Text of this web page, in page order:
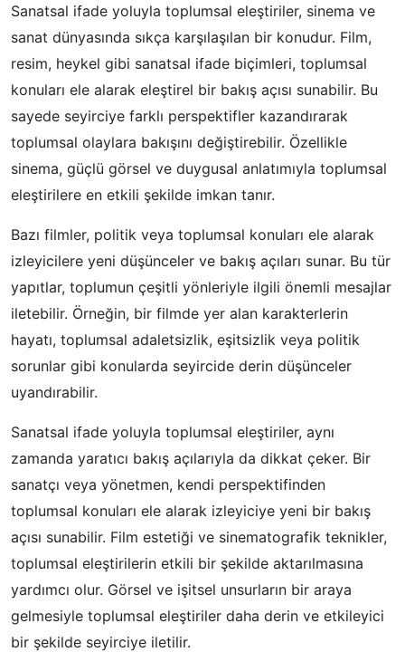
Sanatsal ifade yoluyla toplumsal eleştiriler, sinema ve
sanat dünyasında sıkça karşılaşılan bir konudur. Film,
resim, heykel gibi sanatsal ifade biçimleri, toplumsal
konuları ele alarak eleştirel bir bakış açısı sunabilir. Bu
sayede seyirciye farklı perspektifler kazandırarak
toplumsal olaylara bakışını değiştirebilir. Özellikle
sinema, güçlü görsel ve duygusal anlatımıyla toplumsal
eleştirilere en etkili şekilde imkan tanır.
Bazı filmler, politik veya toplumsal konuları ele alarak
izleyicilere yeni düşünceler ve bakış açıları sunar. Bu tür
yapıtlar, toplumun çeşitli yönleriyle ilgili önemli mesajlar
iletebilir. Örneğin, bir filmde yer alan karakterlerin
hayatı, toplumsal adaletsizlik, eşitsizlik veya politik
sorunlar gibi konularda seyircide derin düşünceler
uyandırabilir.
Sanatsal ifade yoluyla toplumsal eleştiriler, aynı
zamanda yaratıcı bakış açılarıyla da dikkat çeker. Bir
sanatçı veya yönetmen, kendi perspektifinden
toplumsal konuları ele alarak izleyiciye yeni bir bakış
açısı sunabilir. Film estetiği ve sinematografik teknikler,
toplumsal eleştirilerin etkili bir şekilde aktarılmasına
yardımcı olur. Görsel ve işitsel unsurların bir araya
gelmesiyle toplumsal eleştiriler daha derin ve etkileyici
bir şekilde seyirciye iletilir.